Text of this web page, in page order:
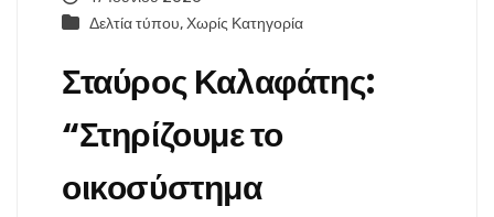
Δελτία τύπου,Χωρίς Κατηγορία
Σταύρος Καλαφάτης:
“Στηρίζουμε το
οικοσύστημα